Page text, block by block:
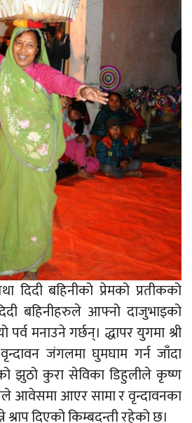
दिदी बहिनीको प्रेमको प्रतीकको
बहिनीहरुले आफ्नो दाजुभाइको
पर्व मनाउने गर्छन्। द्धापर युगमा श्री
जंगलमा घुमघाम गर्न जाँदा
झुठो कुरा सेविका डिहुलीले कृष्ण
आवेसमा आएर सामा र वृन्दावनका
दिएको किम्बदन्ती रहेको छ।